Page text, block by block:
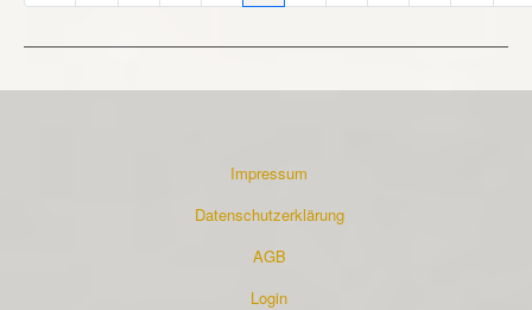
Impressum
Datenschutzerklärung
AGB
Login